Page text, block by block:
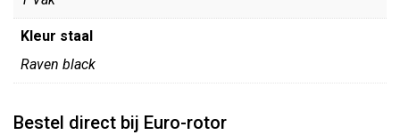
Kleur staal
Raven black
Bestel direct bij Euro-rotor